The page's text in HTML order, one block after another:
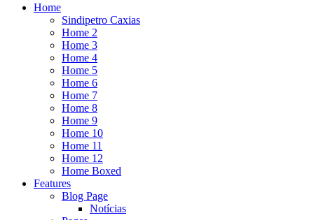
Home
Sindipetro Caxias
Home 2
Home 3
Home 4
Home 5
Home 6
Home 7
Home 8
Home 9
Home 10
Home 11
Home 12
Home Boxed
Features
Blog Page
Notícias